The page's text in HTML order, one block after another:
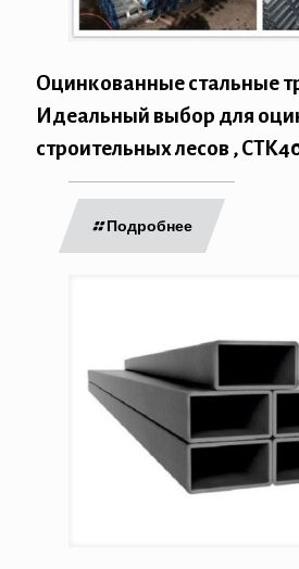
Оцинкованные стальные
Идеальный выбор для
строительных лесов ,
Подробнее